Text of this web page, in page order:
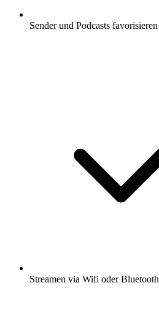
Sender und Podcasts favorisieren
Streamen via Wifi oder Bluetooth